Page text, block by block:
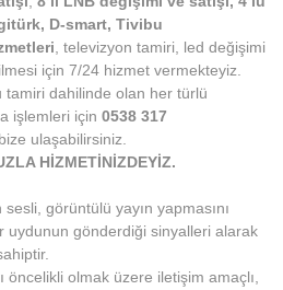
D-smart, Tivibu
, televizyon tamiri, led değişimi
için 7/24 hizmet vermekteyiz.
dahilinde olan her türlü
işlemleri için 0538 317
ulaşabilirsiniz.
HİZMETİNİZDEYİZ.
görüntülü yayın yapmasını
uydunun gönderdiği sinyalleri alarak
öncelikli olmak üzere iletişim amaçlı,